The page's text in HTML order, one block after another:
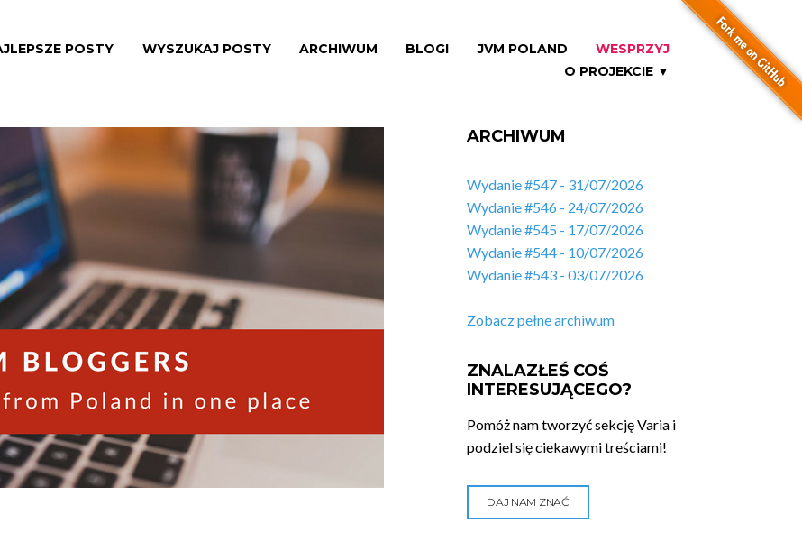
POSTY WYSZUKAJ POSTY ARCHIWUM BLOGI JVM POLAND
WESPRZYJ
O PROJEKCIE ▼
ARCHIWUM
Wydanie #547 - 31/07/2026
Wydanie #546 - 24/07/2026
Wydanie #545 - 17/07/2026
Wydanie #544 - 10/07/2026
Wydanie #543 - 03/07/2026
Zobacz pełne archiwum
ZNALAZŁEŚ COŚ
INTERESUJĄCEGO?
Pomóż nam tworzyć sekcję Varia i
podziel się ciekawymi treściami!
DAJ NAM ZNAĆ